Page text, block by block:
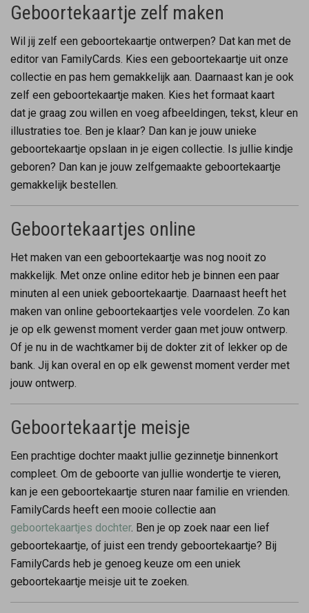
Geboortekaartje zelf maken
Wil jij zelf een geboortekaartje ontwerpen? Dat kan met de
editor van FamilyCards. Kies een geboortekaartje uit onze
collectie en pas hem gemakkelijk aan. Daarnaast kan je ook
zelf een geboortekaartje maken. Kies het formaat kaart
dat je graag zou willen en voeg afbeeldingen, tekst, kleur en
illustraties toe. Ben je klaar? Dan kan je jouw unieke
geboortekaartje opslaan in je eigen collectie. Is jullie kindje
geboren? Dan kan je jouw zelfgemaakte geboortekaartje
gemakkelijk bestellen.
Geboortekaartjes online
Het maken van een geboortekaartje was nog nooit zo
makkelijk. Met onze online editor heb je binnen een paar
minuten al een uniek geboortekaartje. Daarnaast heeft het
maken van online geboortekaartjes vele voordelen. Zo kan
je op elk gewenst moment verder gaan met jouw ontwerp.
Of je nu in de wachtkamer bij de dokter zit of lekker op de
bank. Jij kan overal en op elk gewenst moment verder met
jouw ontwerp.
Geboortekaartje meisje
Een prachtige dochter maakt jullie gezinnetje binnenkort
compleet. Om de geboorte van jullie wondertje te vieren,
kan je een geboortekaartje sturen naar familie en vrienden.
FamilyCards heeft een mooie collectie aan
geboortekaartjes dochter. Ben je op zoek naar een lief
geboortekaartje, of juist een trendy geboortekaartje? Bij
FamilyCards heb je genoeg keuze om een uniek
geboortekaartje meisje uit te zoeken.